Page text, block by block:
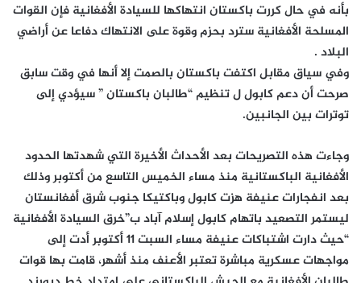
بأنه في حال كررت باكستان انتهاكها للسيادة الأفغانية فإن القوات
المسلحة الأفغانية سترد بحزم وقوة على الانتهاك دفاعا عن أراضي
البلاد .
وفي سياق مقابل اكتفت باكستان بالصمت إلا أنها في وقت سابق
صرحت أن دعم كابول ل تنظيم “طالبان باكستان ” سيؤدي إلى
توترات بين الجانبين.
وجاءت هذه التصريحات بعد الأحداث الأخيرة التي شهدتها الحدود
الأفغانية الباكستانية منذ مساء الخميس التاسع من أكتوبر وذلك
بعد انفجارات عنيفة هزت كابول وباكتيكا جنوب شرق أفغانستان
ليستمر التصعيد باتهام كابول إسلام آباد ب”خرق السيادة الأفغانية
“حيث دارت اشتباكات عنيفة مساء السبت ١١ أكتوبر أدت إلى
مواجهات عسكرية مباشرة تعتبر الأعنف منذ أشهر، قامت بها قوات